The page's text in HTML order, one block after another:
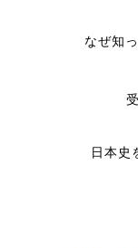
なぜ知
日本史